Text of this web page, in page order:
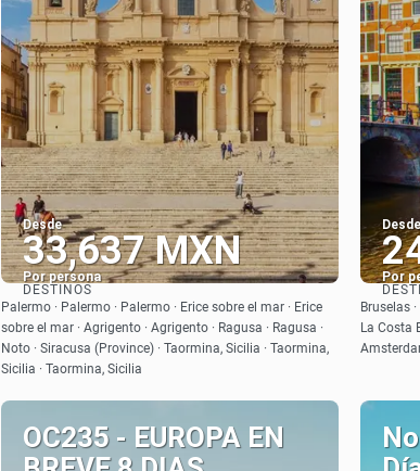
Desde
33,637 MXN
Por persona
Ver
DESTINOS
Palermo · Palermo · Palermo · Erice sobre el mar · Erice
sobre el mar · Agrigento · Agrigento · Ragusa · Ragusa ·
Noto · Siracusa (Province) · Taormina, Sicilia · Taormina,
Sicilia · Taormina, Sicilia
Desde
Por
Bruselas
La Costa
OC235 - EUROPA EN